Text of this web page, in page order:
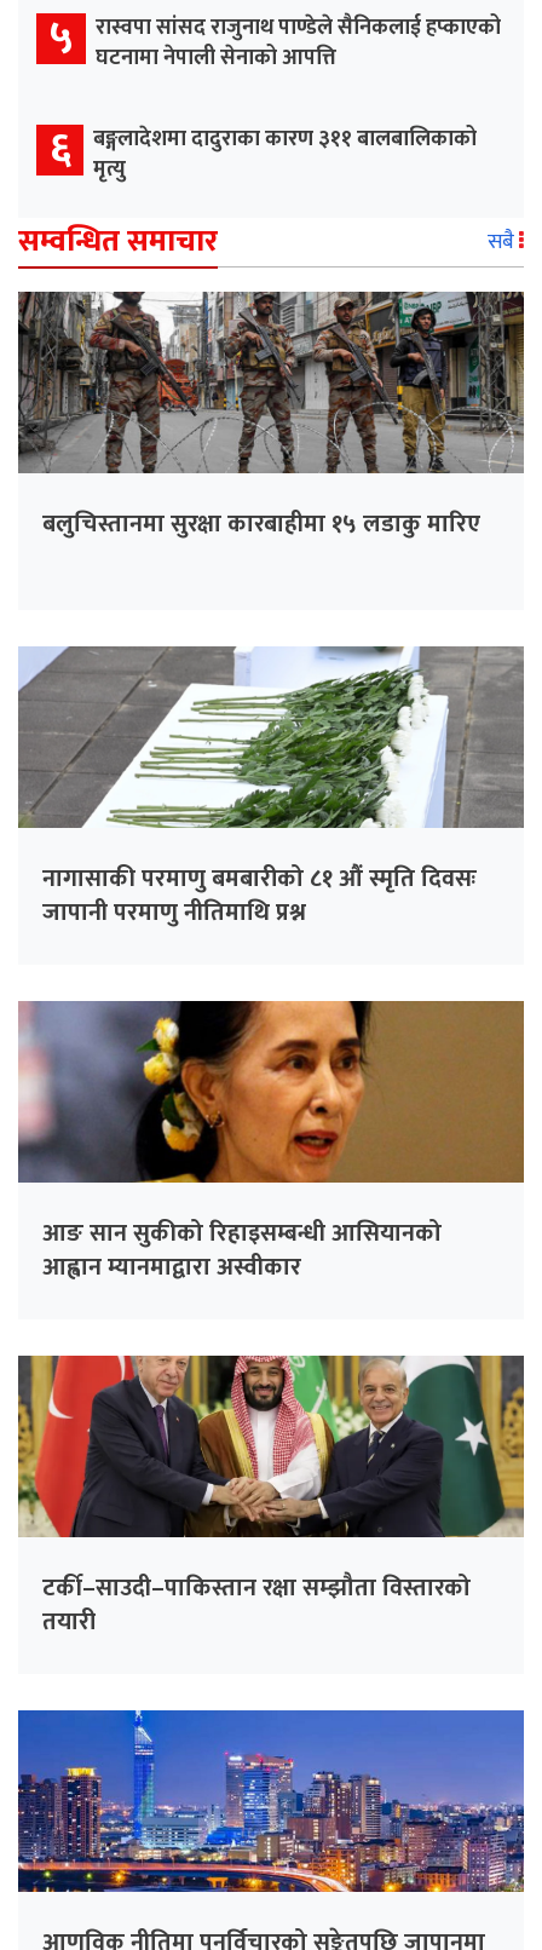
५ रास्वपा सांसद राजुनाथ पाण्डेले सैनिकलाई हप्काएको
घटनामा नेपाली सेनाको आपत्ति
६ बङ्गलादेशमा दादुराका कारण ३११ बालबालिकाको
मृत्यु
सम्वन्धित समाचार सबै
बलुचिस्तानमा सुरक्षा कारबाहीमा १५ लडाकु मारिए
नागासाकी परमाणु बमबारीको ८१ औं स्मृति दिवसः
जापानी परमाणु नीतिमाथि प्रश्न
आङ सान सुकीको रिहाइसम्बन्धी आसियानको
आह्वान म्यानमाद्वारा अस्वीकार
टर्की–साउदी–पाकिस्तान रक्षा सम्झौता विस्तारको
तयारी